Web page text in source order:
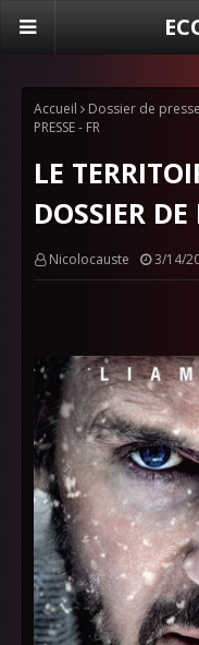
Accueil Dossier de presse
PRESSE - FR
LE
DOSSIER DE
Nicolocauste 3/14/